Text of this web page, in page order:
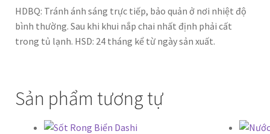
HDBQ: Tránh ánh sáng trực tiếp, bảo quản ở nơi nhiệt độ
bình thường. Sau khi khui nắp chai nhất định phải cất
trong tủ lạnh. HSD: 24 tháng kể từ ngày sản xuất.
Sản phẩm tương tự